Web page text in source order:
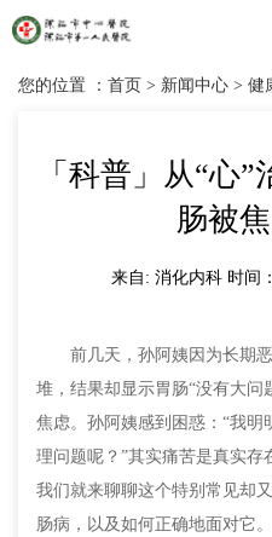
您的位置 ： 首页 > 新闻中心 > 健
「科普」从“心
肠被
来自: 消化内科 时间
前几天，孙阿姨因为长期恶
堆，结果却显示胃肠“没有大问
焦虑。孙阿姨感到困惑：“我
理问题呢？”其实痛苦是真实存
我们就来聊聊这个特别常见却
肠病，以及如何正确地面对它。